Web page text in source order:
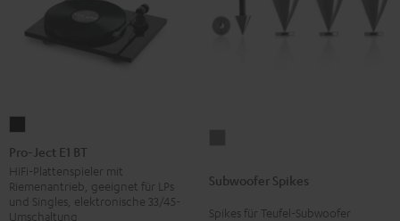
Ject
E1
BT
Schwarz
Pro-Ject E1 BT
HiFi-Plattenspieler mit
Riemenantrieb, geeignet für LPs
und Singles, elektronische 33/45-
Umschaltung
Titan
Subwoofer Spikes
Spikes für Teufel-Subwoofer